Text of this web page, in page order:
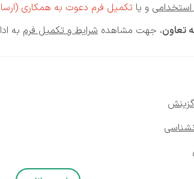
استخدامی و یا تکمیل فرم دعوت به همکاری
تعاون، جهت مشاهده شرایط و تکمیل فرم به
گزینش